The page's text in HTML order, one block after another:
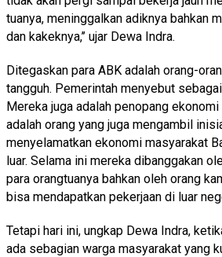
tuanya, meninggalkan adiknya bahkan
dan kakeknya,’’ ujar Dewa Indra.
Ditegaskan para ABK adalah orang-
tangguh. Pemerintah menyebut
Mereka juga adalah penopang
adalah orang yang juga mengambil
menyelamatkan ekonomi masyarakat
luar. Selama ini mereka dibanggakan
para orangtuanya bahkan oleh orang
bisa mendapatkan pekerjaan di luar
Tetapi hari ini, ungkap Dewa Indra,
ada sebagian warga masyarakat yang